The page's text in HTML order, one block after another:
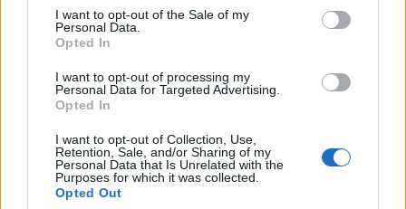
consent section.
I want to opt-out of the Sale of my
Personal Data.
Opted In
I want to opt-out of processing my
Personal Data for Targeted Advertising.
Opted In
I want to opt-out of Collection, Use,
Retention, Sale, and/or Sharing of my
Personal Data that Is Unrelated with the
Purposes for which it was collected.
Opted Out